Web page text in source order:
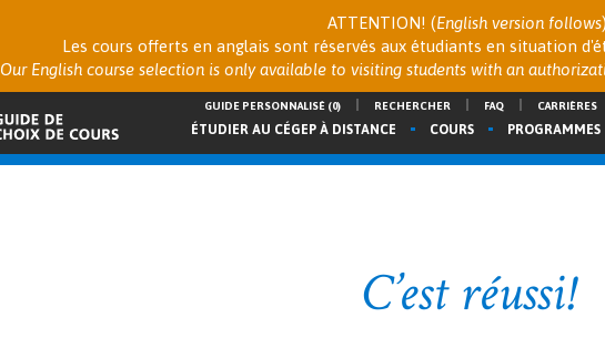
ÉTUDIER AU CÉGEP À DISTANCE COURS PROGRAMMES
GUIDE PERSONNALISÉ (0) RECHERCHER FAQ CARRIÈRES
C’est réussi!
ATTENTION! (English version follows)
Les cours offerts en anglais sont réservés aux étudiants en situation
Our English course selection is only available to visiting students with an